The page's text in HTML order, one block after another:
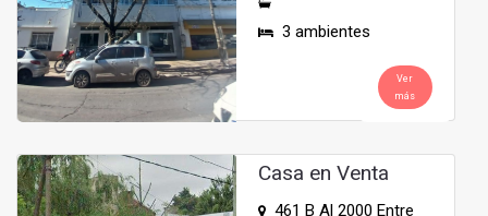
3 ambientes
Ver
más
Casa en Venta
461 B Al 2000 Entre